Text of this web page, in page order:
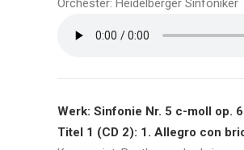
Orchester: Heidelberger Sinfoniker
Werk: Sinfonie Nr. 5 c-moll op.
Titel 1 (CD 2): 1. Allegro con